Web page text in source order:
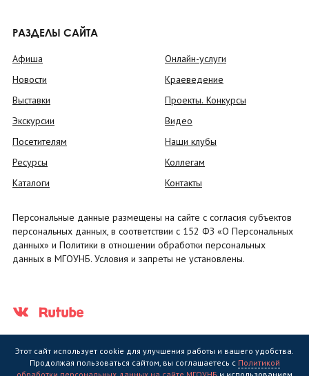
РАЗДЕЛЫ САЙТА
Афиша
Новости
Выставки
Экскурсии
Посетителям
Ресурсы
Каталоги
Онлайн-услуги
Краеведение
Проекты. Конкурсы
Видео
Наши клубы
Коллегам
Контакты
Персональные данные размещены на сайте с согласия субъектов
персональных данных, в соответствии с 152 ФЗ «О Персональных
данных» и Политики в отношении обработки персональных
данных в МГОУНБ. Условия и запреты не установлены.
Этот сайт использует cookie для улучшения работы и вашего удобства.
Продолжая пользоваться сайтом, вы соглашаетесь с Политикой